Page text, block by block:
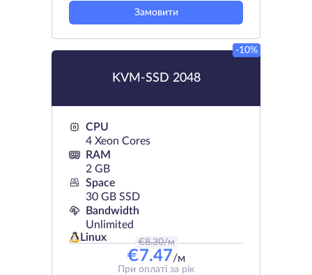
Замовити
KVM-SSD 2048
-10%
CPU
4 Xeon Cores
RAM
2 GB
Space
30 GB SSD
Bandwidth
Unlimited
Linux
€8.30/м
€7.47/м
При оплаті за рік